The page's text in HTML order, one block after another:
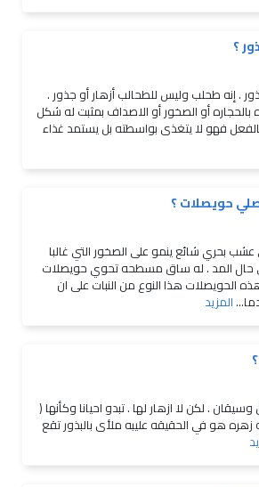
؟
. إنه طحلب وليس للطحالب أزهار أو جذور .
بالحجاره أو الصخور أو الاصداف بمثبت له شكل
فهو لا يتغذى بواسطته بل يستمد غذاء
حويصلات ؟
بحري شائع ينمو على الصخور التي غالبا
حال المد . له ساق مسطحه تحوي حويصلات
الحويصلات هذا النوع من النبات على ان
المزيد
. لكن لا ازهار لها . تبدو احيانا وكأنها (
هو في الحقيقه عليبه ملأى بالبذور تقع